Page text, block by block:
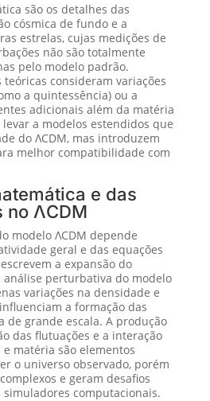
são os detalhes das
cósmica de fundo e a
estrelas, cujas medições de
não são totalmente
pelo modelo padrão.
consideram variações
a quintessência) ou a
adicionais além da matéria
a modelos estendidos que
do ΛCDM, mas introduzem
melhor compatibilidade com
e das
no ΛCDM
modelo ΛCDM depende
geral e das equações
a expansão do
análise perturbativa do modelo
variações na densidade e
a formação das
de grande escala. A produção
das flutuações e a interação
matéria são elementos
o universo observado, porém
e geram desafios
computacionais.